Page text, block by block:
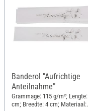
Banderol "Aufrichtige
Anteilnahme"
Grammage: 115 g/m²;
cm; Breedte: 4 cm; Materiaal: